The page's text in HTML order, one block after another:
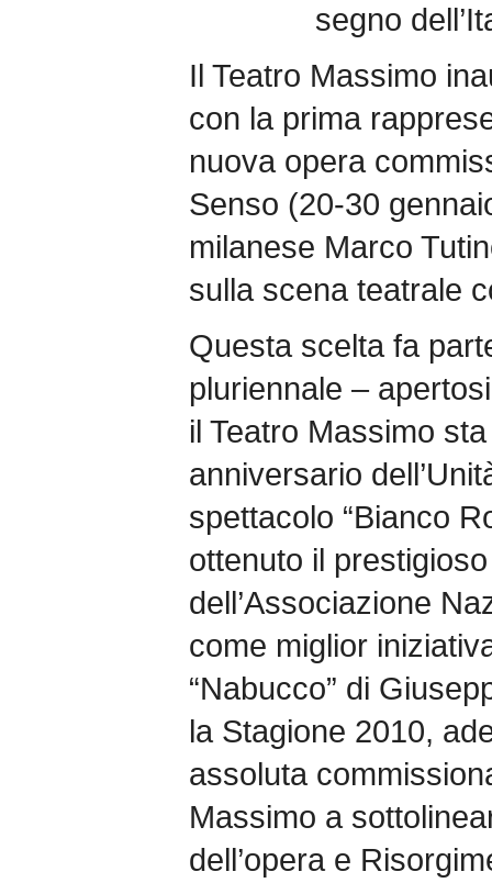
segno
Il Teatro Massimo
con la prima
nuova opera
Senso (20-30
milanese Marco
sulla scena teatrale
Questa scelta fa
pluriennale –
il Teatro Massimo
anniversario
spettacolo “Bianco
ottenuto il
dell’Associazione
come miglior
“Nabucco” di
la Stagione 2010,
assoluta
Massimo a
dell’opera e